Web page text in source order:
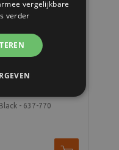
- 637-770
vergelijkbare
verder